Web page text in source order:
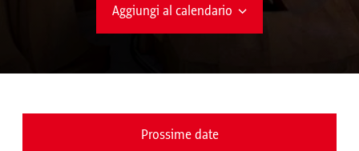
Aggiungi al calendario
Prossime date